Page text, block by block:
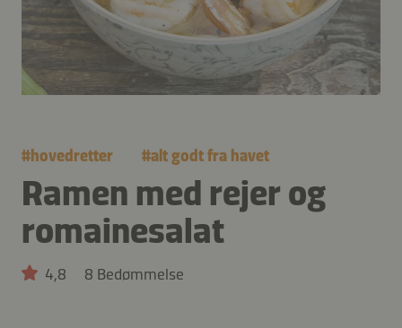
#hovedretter #alt godt fra havet
Ramen med rejer og
romainesalat
4,8 8 Bedømmelse